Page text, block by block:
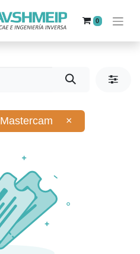
0
Mastercam ×